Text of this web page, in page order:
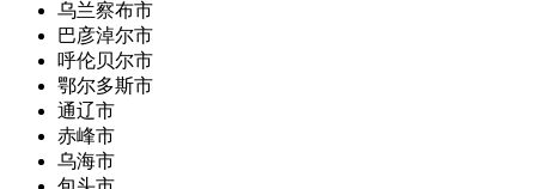
乌兰察布市
巴彦淖尔市
呼伦贝尔市
鄂尔多斯市
通辽市
赤峰市
乌海市